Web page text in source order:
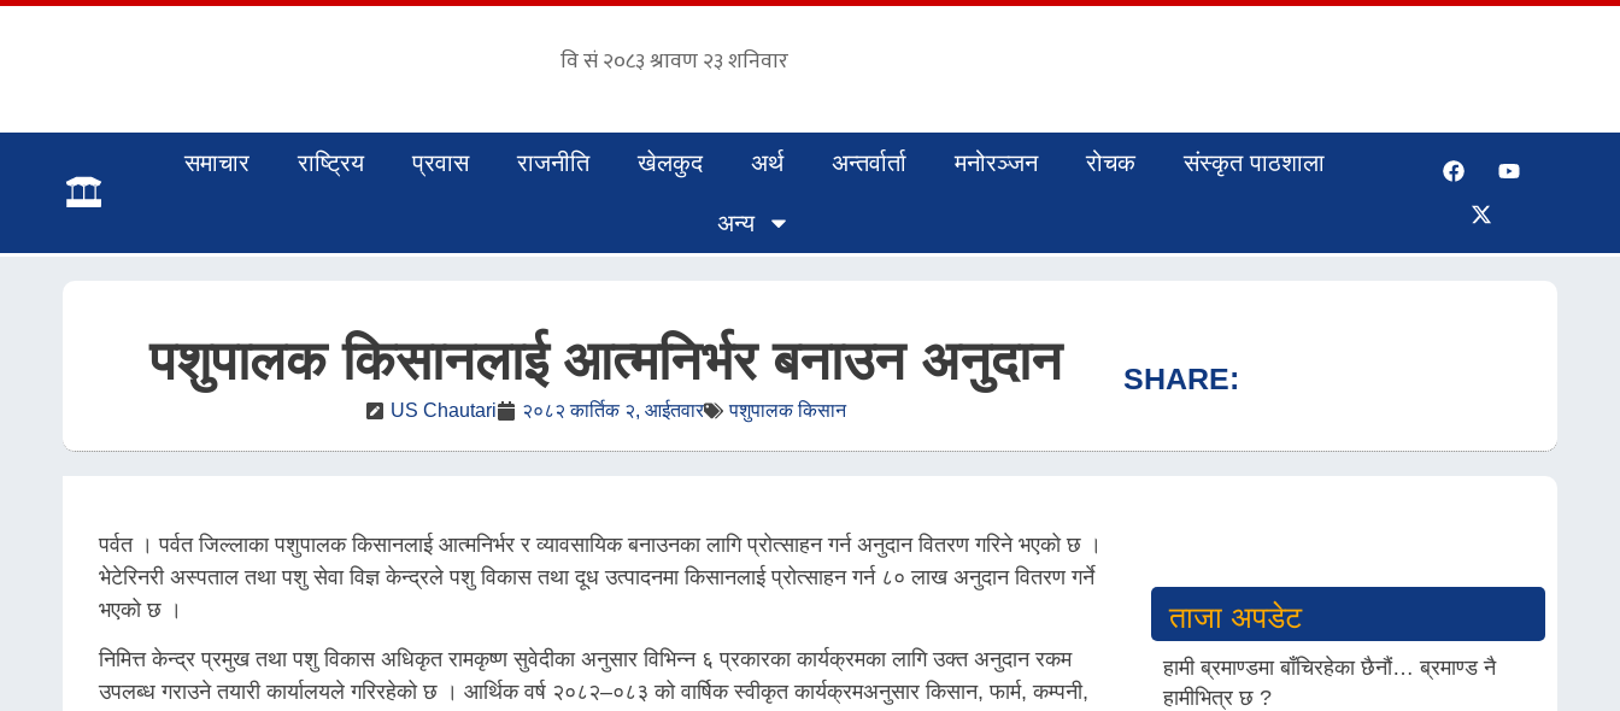
समाचार राष्ट्रिय प्रवास राजनीति खेलकुद अर्थ अन्तर्वार्ता मनोरञ्जन रोचक संस्कृत पाठशाला
अन्य
पशुपालक किसानलाई आत्मनिर्भर बनाउन अनुदान
US Chautari २०८२ कार्तिक २, आईतवार पशुपालक किसान
SHARE:
पर्वत । पर्वत जिल्लाका पशुपालक किसानलाई आत्मनिर्भर र व्यावसायिक बनाउनका लागि प्रोत्साहन गर्न अनुदान वितरण गरिने भएको छ ।
भेटेरिनरी अस्पताल तथा पशु सेवा विज्ञ केन्द्रले पशु विकास तथा दूध उत्पादनमा किसानलाई प्रोत्साहन गर्न ८० लाख अनुदान वितरण गर्ने
भएको छ ।
निमित्त केन्द्र प्रमुख तथा पशु विकास अधिकृत रामकृष्ण सुवेदीका अनुसार विभिन्न ६ प्रकारका कार्यक्रमका लागि उक्त अनुदान रकम
उपलब्ध गराउने तयारी कार्यालयले गरिरहेको छ । आर्थिक वर्ष २०८२–०८३ को वार्षिक स्वीकृत कार्यक्रमअनुसार किसान, फार्म, कम्पनी,
ताजा अपडेट
हामी ब्रमाण्डमा बाँचिरहेका छैनौं… ब्रमाण्ड नै
हामीभित्र छ ?